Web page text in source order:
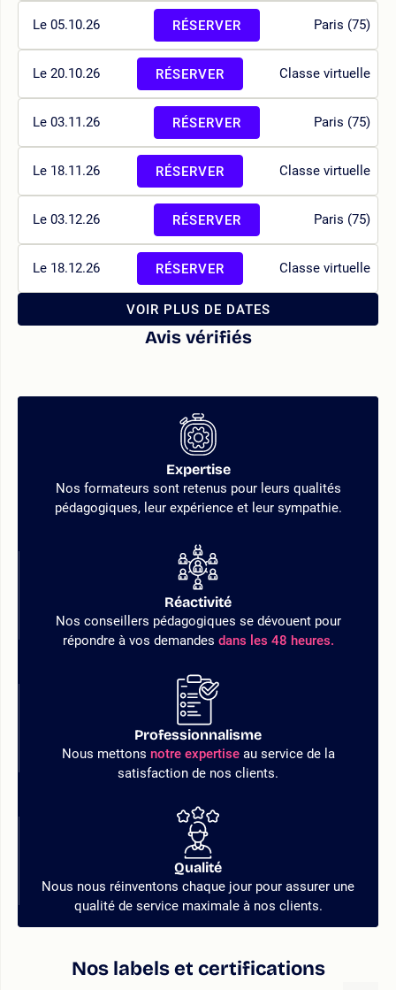
Le 05.10.26 Paris (75)
RÉSERVER
Le 20.10.26 Classe virtuelle
RÉSERVER
Le 03.11.26 Paris (75)
RÉSERVER
Le 18.11.26 Classe virtuelle
RÉSERVER
Le 03.12.26 Paris (75)
RÉSERVER
Le 18.12.26 Classe virtuelle
RÉSERVER
VOIR PLUS DE DATES
Avis vérifiés
Expertise
Nos formateurs sont retenus pour leurs qualités
pédagogiques, leur expérience et leur sympathie.
Réactivité
Nos conseillers pédagogiques se dévouent pour
répondre à vos demandes dans les 48 heures.
Professionnalisme
Nous mettons notre expertiseau service de la
satisfaction de nos clients.
Qualité
Nous nous réinventons chaque jour pour assurer une
qualité de service maximale à nos clients.
Nos labels et certifications